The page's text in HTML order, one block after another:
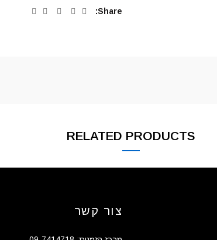
Share
RELATED PRODUCTS
צור קשר